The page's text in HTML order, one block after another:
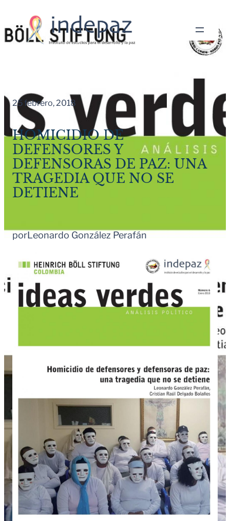
contenido
25 febrero, 2018
HOMICIDIO DE
DEFENSORES Y
DEFENSORAS DE PAZ: UNA
TRAGEDIA QUE NO SE
DETIENE
porLeonardo González Perafán